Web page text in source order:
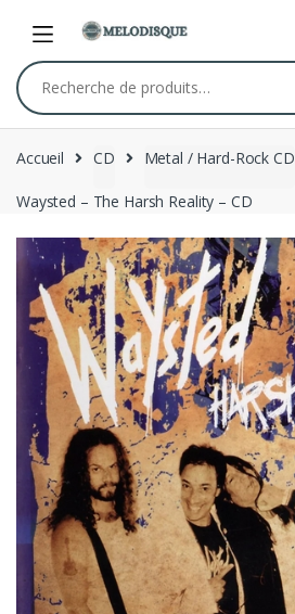
navigation
content
Recherche
pour :
Accueil CD Metal / Hard-Rock CD
Waysted – The Harsh Reality – CD